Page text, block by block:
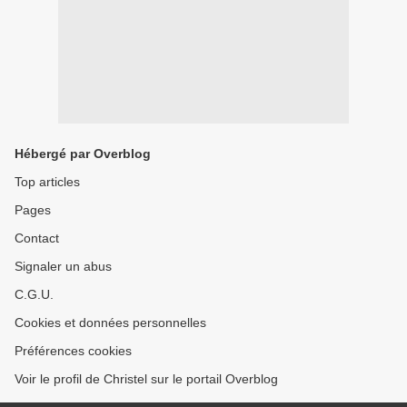
Hébergé par Overblog
Top articles
Pages
Contact
Signaler un abus
C.G.U.
Cookies et données personnelles
Préférences cookies
Voir le profil de Christel sur le portail Overblog